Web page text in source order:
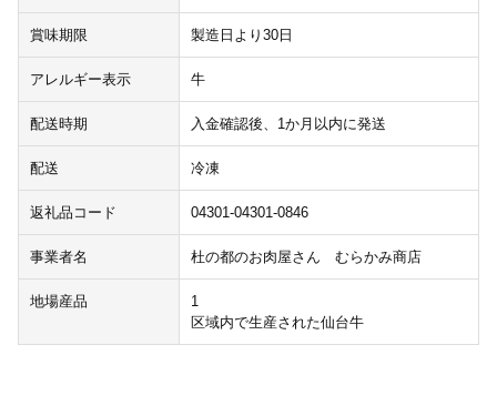
賞味期限 製造日より30日
アレルギー表示 牛
配送時期 入金確認後、1か月以内に発送
配送 冷凍
返礼品コード 04301-04301-0846
事業者名 杜の都のお肉屋さん むらかみ商店
地場産品
1
区域内で生産された仙台牛